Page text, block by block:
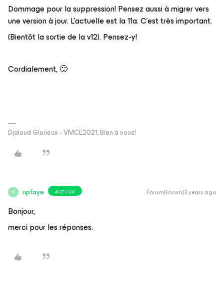
Dommage pour la suppression! Pensez aussi à migrer vers
une version à jour. L’actuelle est la 11a. C’est très important.
(Bientôt la sortie de la v12). Pensez-y!
Cordialement, 🙂
Djaloud Glorieux - VMCE2021, Bien à vous!
N npfaye AUTHOR Forum|Forum|3 years ago
Bonjour,
merci pour les réponses.